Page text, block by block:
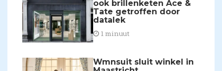
ook brillenketen Ace &
Tate getroffen door
datalek
1 minuut
Wmnsuit sluit winkel in